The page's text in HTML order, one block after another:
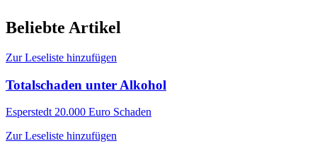
Beliebte Artikel
Zur Leseliste hinzufügen
Totalschaden unter Alkohol
Esperstedt 20.000 Euro Schaden
Zur Leseliste hinzufügen